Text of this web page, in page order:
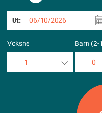
Ut: 06/10/2026
Voksne
1
Barn (2-
0